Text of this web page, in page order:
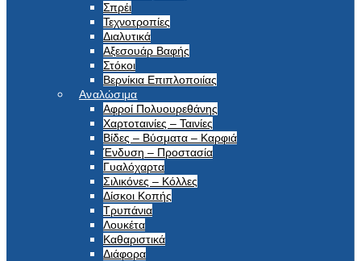
Σπρέι
Τεχνοτροπίες
Διαλυτικά
Αξεσουάρ Βαφής
Στόκοι
Βερνίκια Επιπλοποιίας
Αναλώσιμα
Αφροί Πολυουρεθάνης
Χαρτοταινίες – Ταινίες
Βίδες – Βύσματα – Καρφιά
Ένδυση – Προστασία
Γυαλόχαρτα
Σιλικόνες – Κόλλες
Δίσκοι Κοπής
Τρυπάνια
Λουκέτα
Καθαριστικά
Διάφορα